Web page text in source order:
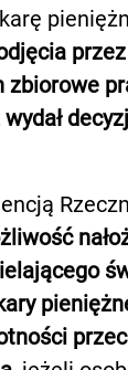
karę
zbiorowe